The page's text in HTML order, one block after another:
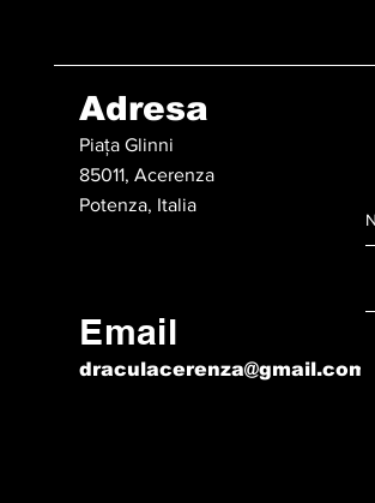
Adresa
Piața Glinni
85011, Acerenza
Potenza, Italia
Email
draculacerenza@gmail.com